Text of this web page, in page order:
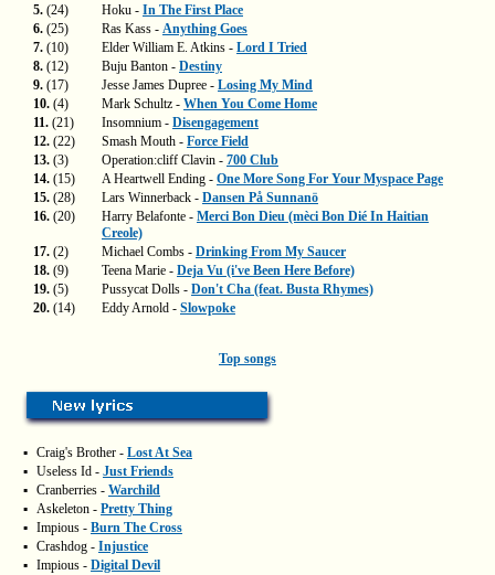
5. (24) Hoku - In The First Place
6. (25) Ras Kass - Anything Goes
7. (10) Elder William E. Atkins - Lord I Tried
8. (12) Buju Banton - Destiny
9. (17) Jesse James Dupree - Losing My Mind
10. (4) Mark Schultz - When You Come Home
11. (21) Insomnium - Disengagement
12. (22) Smash Mouth - Force Field
13. (3) Operation:cliff Clavin - 700 Club
14. (15) A Heartwell Ending - One More Song For Your Myspace Page
15. (28) Lars Winnerback - Dansen På Sunnanö
16. (20) Harry Belafonte - Merci Bon Dieu (mèci Bon Dié In Haitian
Creole)
17. (2) Michael Combs - Drinking From My Saucer
18. (9) Teena Marie - Deja Vu (i've Been Here Before)
19. (5) Pussycat Dolls - Don't Cha (feat. Busta Rhymes)
20. (14) Eddy Arnold - Slowpoke
Top songs
▪ Craig's Brother - Lost At Sea
▪ Useless Id - Just Friends
▪ Cranberries - Warchild
▪ Askeleton - Pretty Thing
▪ Impious - Burn The Cross
▪ Crashdog - Injustice
▪ Impious - Digital Devil